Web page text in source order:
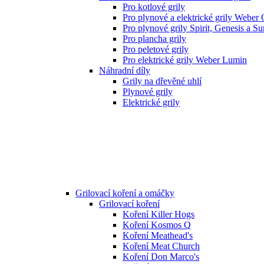
Pro kotlové grily
Pro plynové a elektrické grily Weber
Pro plynové grily Spirit, Genesis a
Pro plancha grily
Pro peletové grily
Pro elektrické grily Weber Lumin
Náhradní díly
Grily na dřevěné uhlí
Plynové grily
Elektrické grily
Grilovací koření a omáčky
Grilovací koření
Koření Killer Hogs
Koření Kosmos Q
Koření Meathead's
Koření Meat Church
Koření Don Marco's